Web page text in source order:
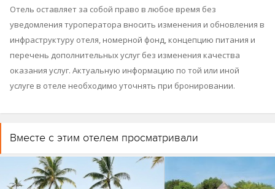
Отель оставляет за собой право в любое время без
уведомления туроператора вносить изменения и обновления в
инфраструктуру отеля, номерной фонд, концепцию питания и
перечень дополнительных услуг без изменения качества
оказания услуг. Актуальную информацию по той или иной
услуге в отеле необходимо уточнять при бронировании.
Вместе с этим отелем просматривали